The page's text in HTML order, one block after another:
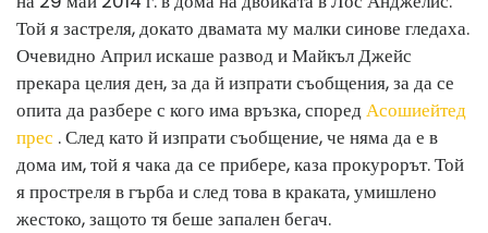
Той я застреля, докато двамата му малки синове гледаха.
Очевидно Април искаше развод и Майкъл Джейс
прекара целия ден, за да й изпрати съобщения, за да се
опита да разбере с кого има връзка, споредАсошиейтед
прес . След като й изпрати съобщение, че няма да е в
дома им, той я чака да се прибере, каза прокурорът. Той
я простреля в гърба и след това в краката, умишлено
жестоко, защото тя беше запален бегач.